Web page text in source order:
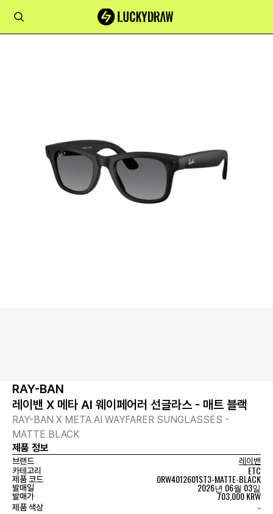
RAY-BAN
레이밴 X 메타 AI 웨이페어러 선글라스 - 매트 블랙
RAY-BAN X META AI WAYFARER SUNGLASSES -
MATTE BLACK
제품 정보
브랜드
레이밴
카테고리
ETC
제품 코드 0RW4012601ST3-MATTE-BLACK
발매일 2026년 06월 03일
발매가 703,000 KRW
제품 색상 -